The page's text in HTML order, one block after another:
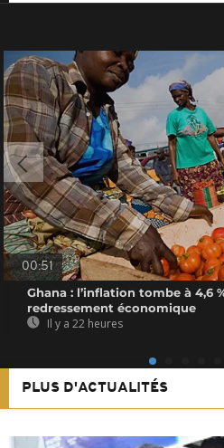
00:51
Ghana : l’inflation tombe à 4,6
redressement économique
Il y a 22 heures
PLUS D'ACTUALITÉS